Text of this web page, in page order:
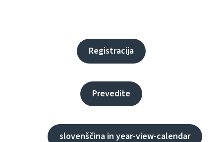
Registracija
Prevedite
slovenščina in year-view-calendar